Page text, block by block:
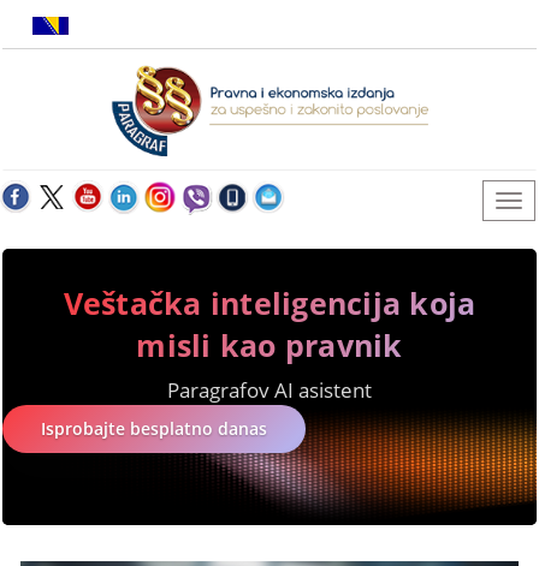
Veštačka inteligencija koja
misli kao pravnik
Paragrafov AI asistent
Isprobajte besplatno danas